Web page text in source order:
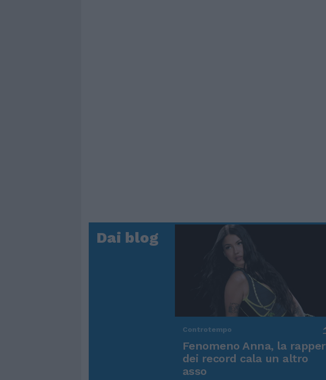
Dai blog
Controtempo
Fenomeno Anna, la rapper
dei record cala un altro
asso